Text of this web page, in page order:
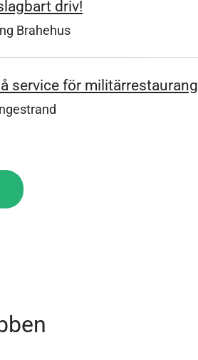
driv!
Brahehus
service för militärrestaurang